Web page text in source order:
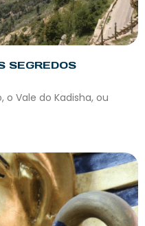
SEGREDOS
​Vale do Kadisha, ou